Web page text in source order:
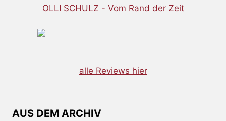
OLLI SCHULZ - Vom Rand der Zeit
alle Reviews hier
AUS DEM ARCHIV